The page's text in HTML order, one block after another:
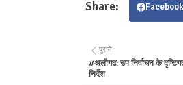
Facebook
पुराने
#अलीगढ: उप निर्वाचन के
निर्देश